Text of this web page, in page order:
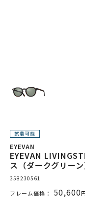
EYEVAN
EYEVAN
ス（ダークグリーン
358230561
フレーム価格： 50,600